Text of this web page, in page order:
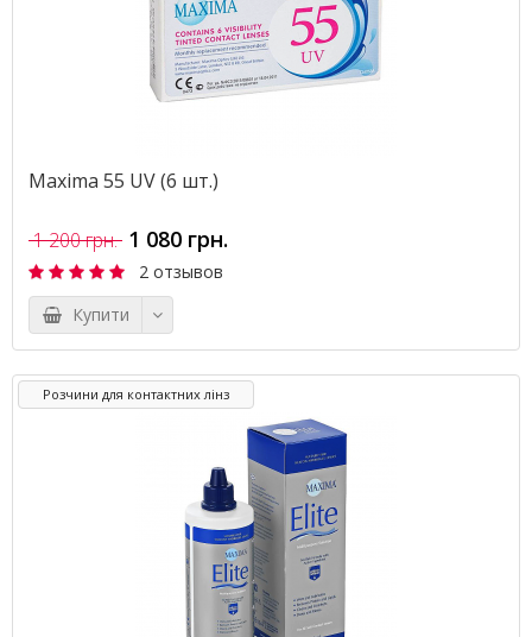
Maxima 55 UV (6 шт.)
1 200 грн. 1 080 грн.
2 отзывов
Купити
Розчини для контактних лінз